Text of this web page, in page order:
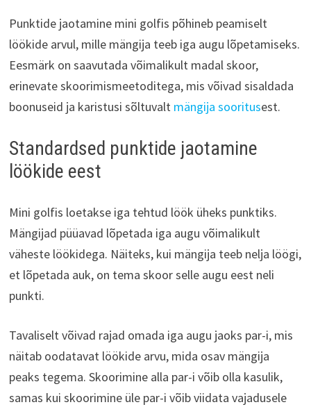
Punktide jaotamine mini golfis põhineb peamiselt
löökide arvul, mille mängija teeb iga augu lõpetamiseks.
Eesmärk on saavutada võimalikult madal skoor,
erinevate skoorimismeetoditega, mis võivad sisaldada
boonuseid ja karistusi sõltuvalt mängija sooritusest.
Standardsed punktide jaotamine
löökide eest
Mini golfis loetakse iga tehtud löök üheks punktiks.
Mängijad püüavad lõpetada iga augu võimalikult
väheste löökidega. Näiteks, kui mängija teeb nelja löögi,
et lõpetada auk, on tema skoor selle augu eest neli
punkti.
Tavaliselt võivad rajad omada iga augu jaoks par-i, mis
näitab oodatavat löökide arvu, mida osav mängija
peaks tegema. Skoorimine alla par-i võib olla kasulik,
samas kui skoorimine üle par-i võib viidata vajadusele